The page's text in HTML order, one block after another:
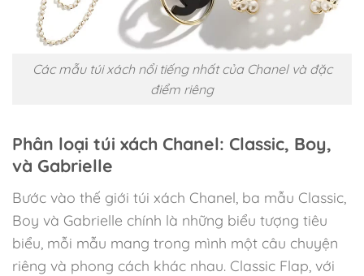
Các mẫu túi xách nổi tiếng nhất của Chanel và đặc
điểm riêng
Phân loại túi xách Chanel: Classic, Boy,
và Gabrielle
Bước vào thế giới túi xách Chanel, ba mẫu Classic,
Boy và Gabrielle chính là những biểu tượng tiêu
biểu, mỗi mẫu mang trong mình một câu chuyện
riêng và phong cách khác nhau. Classic Flap, với